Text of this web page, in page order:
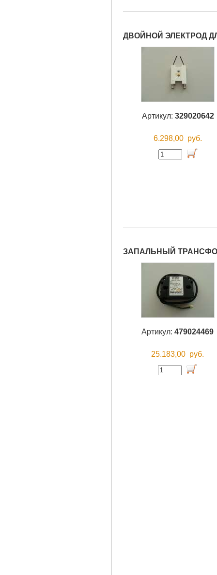
ДВОЙНОЙ ЭЛЕКТРОД
Артикул: 329020642
6.298,00 руб.
ЗАПАЛЬНЫЙ
Артикул: 479024469
25.183,00 руб.